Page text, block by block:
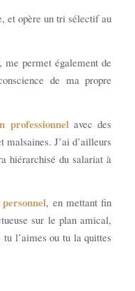
et opère un tri sélectif au
permet également de
de ma propre
professionnel avec des
malsaines. J’ai d’ailleurs
hiérarchisé du salariat à
, en mettant fin
sur le plan amical,
l’aimes ou tu la quittes